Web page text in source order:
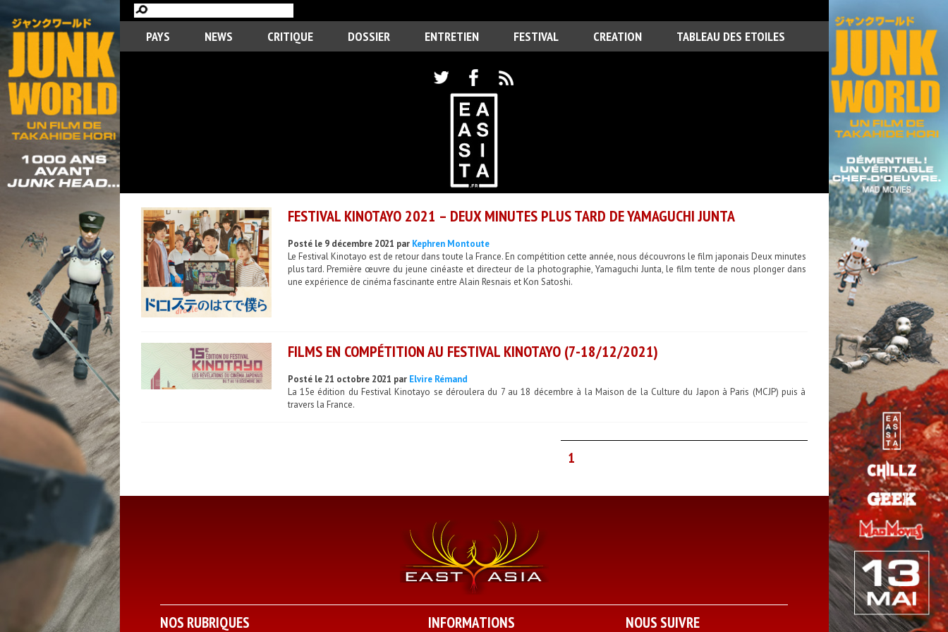
PAYS NEWS CRITIQUE DOSSIER ENTRETIEN FESTIVAL CREATION TABLEAU DES ETOILES
FESTIVAL KINOTAYO 2021 – DEUX MINUTES PLUS TARD DE YAMAGUCHI JUNTA
Posté le 9 décembre 2021 par Kephren Montoute
Le Festival Kinotayo est de retour dans toute la France. En compétition cette année, nous découvrons le film japonais Deux minutes
plus tard. Première œuvre du jeune cinéaste et directeur de la photographie, Yamaguchi Junta, le film tente de nous plonger dans
une expérience de cinéma fascinante entre Alain Resnais et Kon Satoshi.
FILMS EN COMPÉTITION AU FESTIVAL KINOTAYO (7-18/12/2021)
Posté le 21 octobre 2021 par Elvire Rémand
La 15e édition du Festival Kinotayo se déroulera du 7 au 18 décembre à la Maison de la Culture du Japon à Paris (MCJP) puis à
travers la France.
1
NOS RUBRIQUES INFORMATIONS NOUS SUIVRE